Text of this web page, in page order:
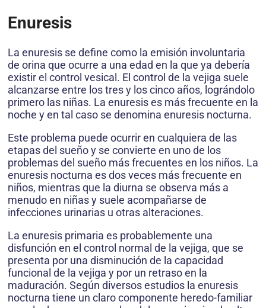
Enuresis
La enuresis se define como la emisión involuntaria
de orina que ocurre a una edad en la que ya debería
existir el control vesical. El control de la vejiga suele
alcanzarse entre los tres y los cinco años, lográndolo
primero las niñas. La enuresis es más frecuente en la
noche y en tal caso se denomina enuresis nocturna.
Este problema puede ocurrir en cualquiera de las
etapas del sueño y se convierte en uno de los
problemas del sueño más frecuentes en los niños. La
enuresis nocturna es dos veces más frecuente en
niños, mientras que la diurna se observa más a
menudo en niñas y suele acompañarse de
infecciones urinarias u otras alteraciones.
La enuresis primaria es probablemente una
disfunción en el control normal de la vejiga, que se
presenta por una disminución de la capacidad
funcional de la vejiga y por un retraso en la
maduración. Según diversos estudios la enuresis
nocturna tiene un claro componente heredo-familiar